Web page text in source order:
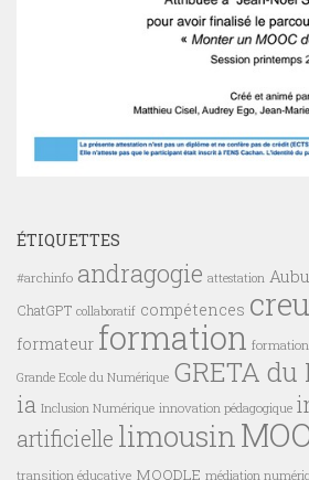
ÉTIQUETTES
#archinfo andragogie attestation
ChatGPT collaboratif compétences
formateur formation
Grande Ecole du Numérique GRETA
ia Inclusion Numérique innovation pédagogique
artificielle limousin
transition éducative MOODLE médiation